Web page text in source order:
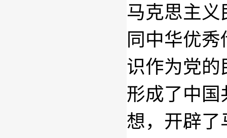
马克思主
同中华优
识作为党的
形成了中国
想，开辟了